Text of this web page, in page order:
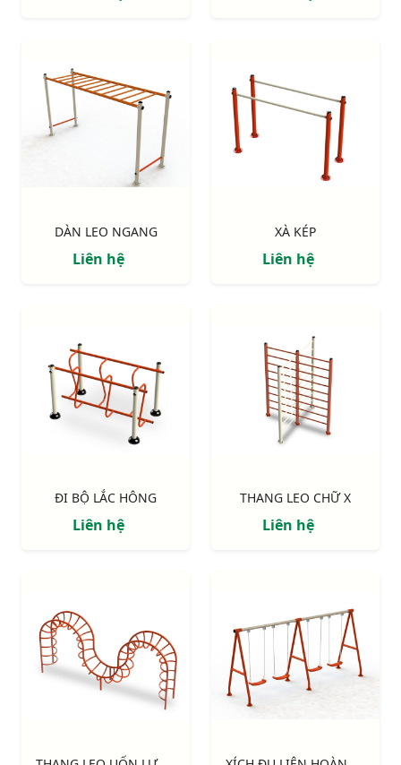
DÀN LEO NGANG
Liên hệ
XÀ KÉP
Liên hệ
ĐI BỘ LẮC HÔNG
Liên hệ
THANG LEO CHỮ X
Liên hệ